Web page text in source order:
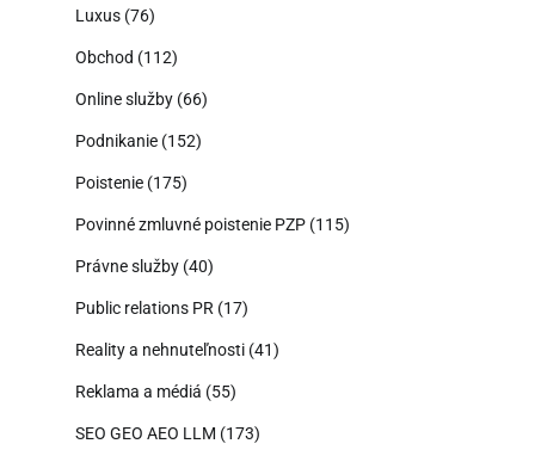
Luxus (76)
Obchod (112)
Online služby (66)
Podnikanie (152)
Poistenie (175)
Povinné zmluvné poistenie PZP (115)
Právne služby (40)
Public relations PR (17)
Reality a nehnuteľnosti (41)
Reklama a médiá (55)
SEO GEO AEO LLM (173)